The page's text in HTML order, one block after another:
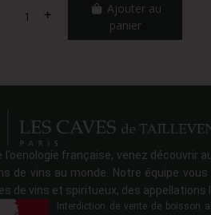
Ajouter au
panier
l’oenologie française, venez découvrir
de vins au monde. Notre équipe
de vins et spiritueux, des appellations
Interdiction de vente de boisson